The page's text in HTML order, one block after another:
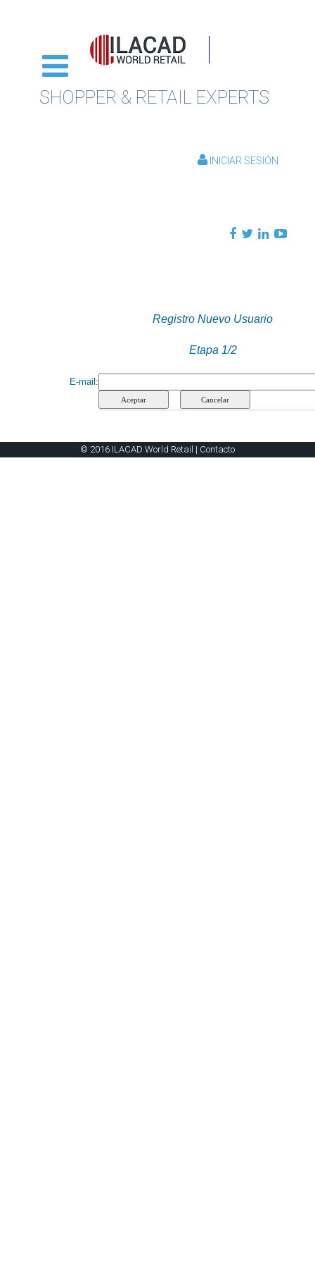
SHOPPER & RETAIL EXPERTS
INICIAR SESIÓN
Registro Nuevo Usuario
Etapa 1/2
E-mail :
© 2016 ILACAD World Retail | Contacto